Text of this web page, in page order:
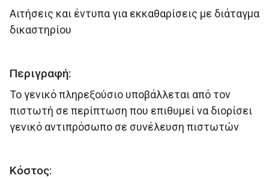
Αιτήσεις και έντυπα για εκκαθαρίσεις με διάταγμα
δικαστηρίου
Περιγραφή:
Το γενικό πληρεξούσιο υποβάλλεται από τον
πιστωτή σε περίπτωση που επιθυμεί να διορίσει
γενικό αντιπρόσωπο σε συνέλευση πιστωτών
Κόστος: